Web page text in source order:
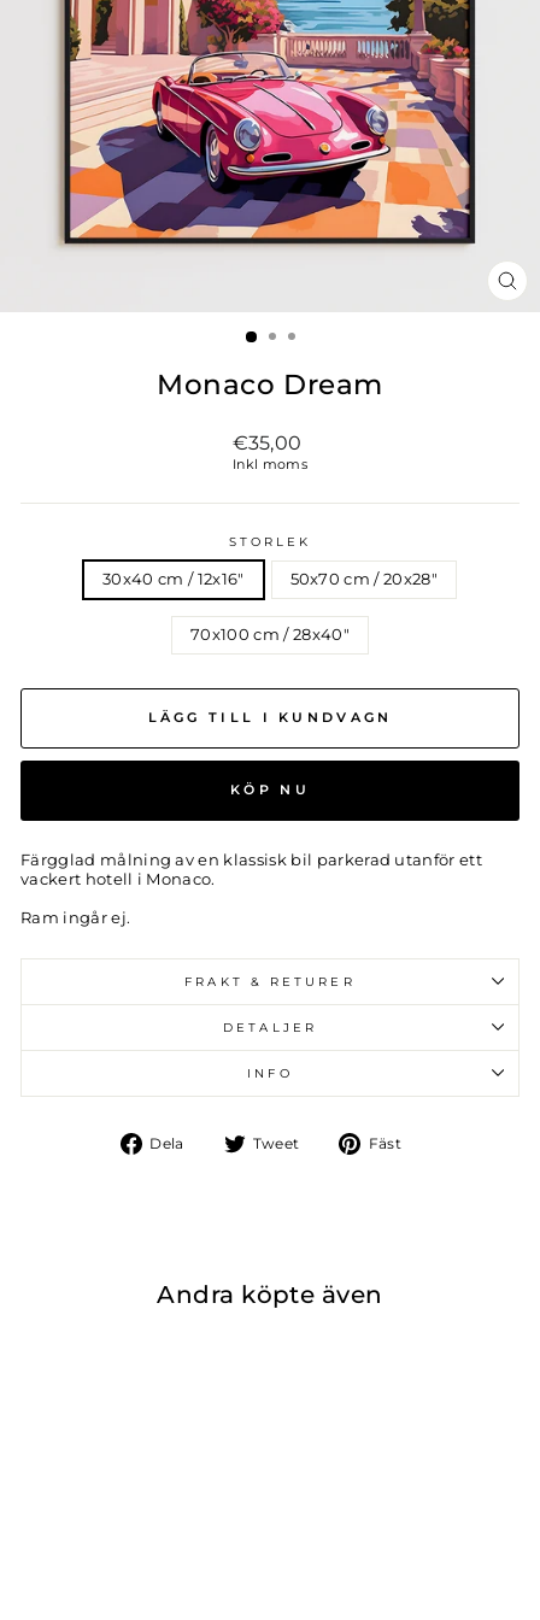
Monaco Dream
Vanligt
pris
€35,00
Inkl moms
STORLEK
30x40 cm / 12x16″ 50x70 cm / 20x28″
70x100 cm / 28x40″
LÄGG TILL I KUNDVAGN
KÖP NU
Färgglad målning av en klassisk bil parkerad utanför ett
vackert hotell i Monaco.
Ram ingår ej.
FRAKT & RETURER
DETALJER
INFO
Dela
Dela
Tweet
Tweet Fäst
Andra köpte även